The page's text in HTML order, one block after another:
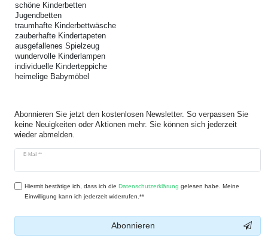
schöne Kinderbetten
Jugendbetten
traumhafte Kinderbettwäsche
zauberhafte Kindertapeten
ausgefallenes Spielzeug
wundervolle Kinderlampen
individuelle Kinderteppiche
heimelige Babymöbel
Abonnieren Sie jetzt den kostenlosen Newsletter. So verpassen Sie
keine Neuigkeiten oder Aktionen mehr. Sie können sich jederzeit
wieder abmelden.
E-Mail **
Newsletter
Hiermit bestätige ich, dass ich dieDaten­schutz­erklärung gelesen habe. Meine
Einwilligung kann ich jederzeit widerrufen.**
Abonnieren